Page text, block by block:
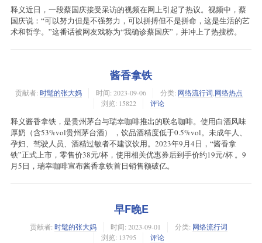
释义近日，一段蔡国庆接受采访的视频在网上引起了热议。视频中，蔡
国庆说：“可以努力但是不强努力，可以拼搏但不是拼命，这是生活的艺
术和哲学。”这番话被网友戏称为“我确诊蔡国庆”，并冲上了热搜榜。
酱香拿铁
贡献者: 时髦的张大妈 时间: 2023-09-06 分类: 网络流行词 网络热点
浏览: 15822
评论
释义酱香拿铁，是贵州茅台与瑞幸咖啡推出的联名咖啡。使用白酒风味
厚奶（含53%vol贵州茅台酒） ，饮品酒精度低于0.5%vol。未成年人、
孕妇、驾驶人员、酒精过敏者不建议饮用。2023年9月4日，“酱香拿
铁”正式上市，零售价38元/杯，使用相关优惠券后到手价约19元/杯 。9
月5日，瑞幸咖啡宣布酱香拿铁首日销售额破亿。
早F晚E
贡献者: 时髦的张大妈 时间: 2023-09-01 分类: 网络流行词
浏览: 13795
评论